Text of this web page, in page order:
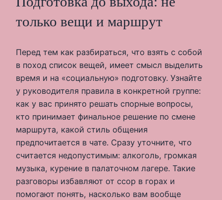
только вещи и маршрут
Перед тем как разбираться, что взять с собой
в поход список вещей, имеет смысл выделить
время и на «социальную» подготовку. Узнайте
у руководителя правила в конкретной группе:
как у вас принято решать спорные вопросы,
кто принимает финальное решение по смене
маршрута, какой стиль общения
предпочитается в чате. Сразу уточните, что
считается недопустимым: алкоголь, громкая
музыка, курение в палаточном лагере. Такие
разговоры избавляют от ссор в горах и
помогают понять, насколько вам вообще